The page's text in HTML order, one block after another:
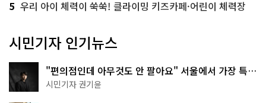
5 우리 아이 체력이 쑥쑥! 클라이밍 키즈카페·어린이 체력장
시민기자 인기뉴스
"편의점인데 아무것도 안 팔아요" 서울에서 가장 특별
한 편의점의 정체
시민기자 권기윤